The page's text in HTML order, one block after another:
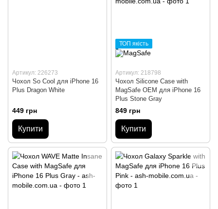
Артикул: 226273
Чохол So Cool для iPhone 16
Plus Dragon White
449 грн
Купити
ТОП якість
Артикул: 218798
Чохол Silicone Case with
MagSafe OEM для iPhone 16
Plus Stone Gray
849 грн
Купити